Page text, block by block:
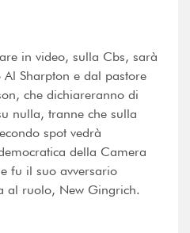
in video, sulla Cbs, sarà
Sharpton e dal pastore
che dichiareranno di
nulla, tranne che sulla
spot vedrà
della Camera
fu il suo avversario
al ruolo, New Gingrich.